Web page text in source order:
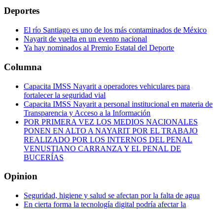
Deportes
El río Santiago es uno de los más contaminados de México
Nayarit de vuelta en un evento nacional
Ya hay nominados al Premio Estatal del Deporte
Columna
Capacita IMSS Nayarit a operadores vehiculares para
fortalecer la seguridad vial
Capacita IMSS Nayarit a personal institucional en materia de
Transparencia y Acceso a la Información
POR PRIMERA VEZ LOS MEDIOS NACIONALES
PONEN EN ALTO A NAYARIT POR EL TRABAJO
REALIZADO POR LOS INTERNOS DEL PENAL
VENUSTIANO CARRANZA Y EL PENAL DE
BUCERÍAS
Opinion
Seguridad, higiene y salud se afectan por la falta de agua
En cierta forma la tecnología digital podría afectar la